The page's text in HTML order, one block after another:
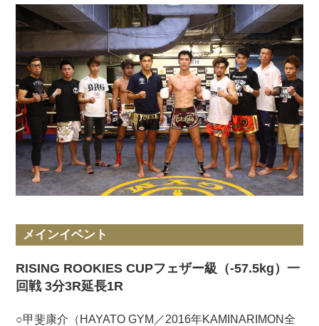
メインイベント
RISING ROOKIES CUPフェザー級（-57.5kg）一
回戦 3分3R延長1R
○甲斐康介（HAYATO GYM／2016年KAMINARIMON全